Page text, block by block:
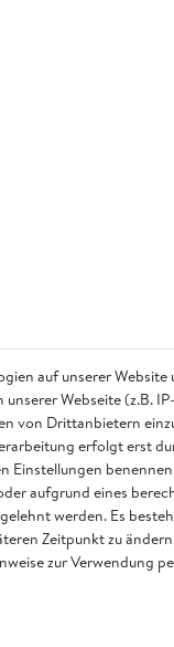
auf unserer
Webseite (z.B.
von Drittanbietern
erfolgt erst
Einstellungen
aufgrund eines
werden. Es
Zeitpunkt zu
zur Verwendung